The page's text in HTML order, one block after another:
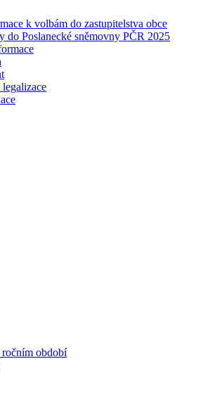
k volbám do zastupitelstva obce
do Poslanecké sněmovny PČR 2025
období